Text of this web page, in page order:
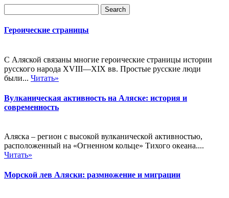
Героические страницы
С Аляской связаны многие героические страницы истории
русского народа XVIII—XIX вв. Простые русские люди
были... Читать»
Вулканическая активность на Аляске: история и
современность
Аляска – регион с высокой вулканической активностью,
расположенный на «Огненном кольце» Тихого океана....
Читать»
Морской лев Аляски: размножение и миграции